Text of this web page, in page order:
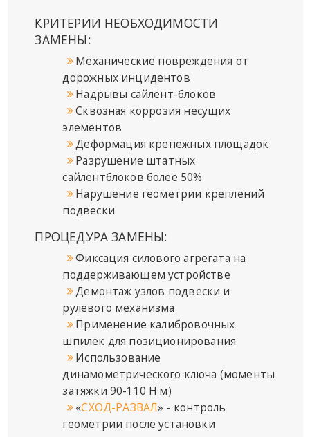
КРИТЕРИИ НЕОБХОДИМОСТИ
ЗАМЕНЫ:
Механические повреждения от
дорожных инцидентов
Надрывы сайлент-блоков
Сквозная коррозия несущих
элементов
Деформация крепежных площадок
Разрушение штатных
сайлентблоков более 50%
Нарушение геометрии креплений
подвески
ПРОЦЕДУРА ЗАМЕНЫ:
Фиксация силового агрегата на
поддерживающем устройстве
Демонтаж узлов подвески и
рулевого механизма
Применение калибровочных
шпилек для позиционирования
Использование
динамометрического ключа (моменты
затяжки 90-110 Н·м)
«СХОД-РАЗВАЛ» - контроль
геометрии после установки